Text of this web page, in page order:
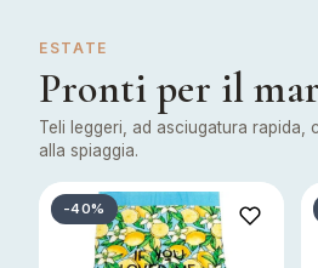
ESTATE
Pronti per il
Teli leggeri, ad asciugatura
alla spiaggia.
-40%